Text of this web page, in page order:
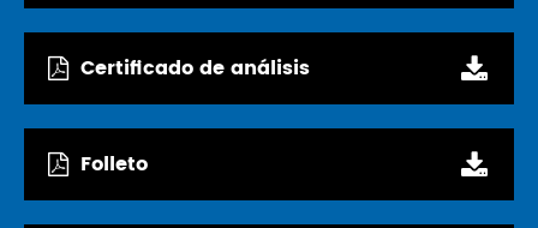
Certificado de análisis
Folleto